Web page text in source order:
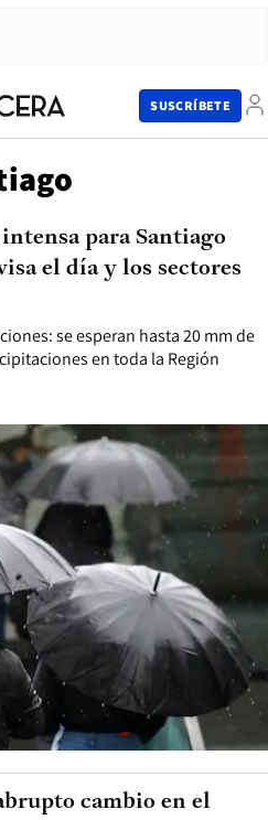
SUSCRÍBETE
se esperan hasta 20 mm de
en toda la Región
para Santiago
el día y los sectores
cambio en el